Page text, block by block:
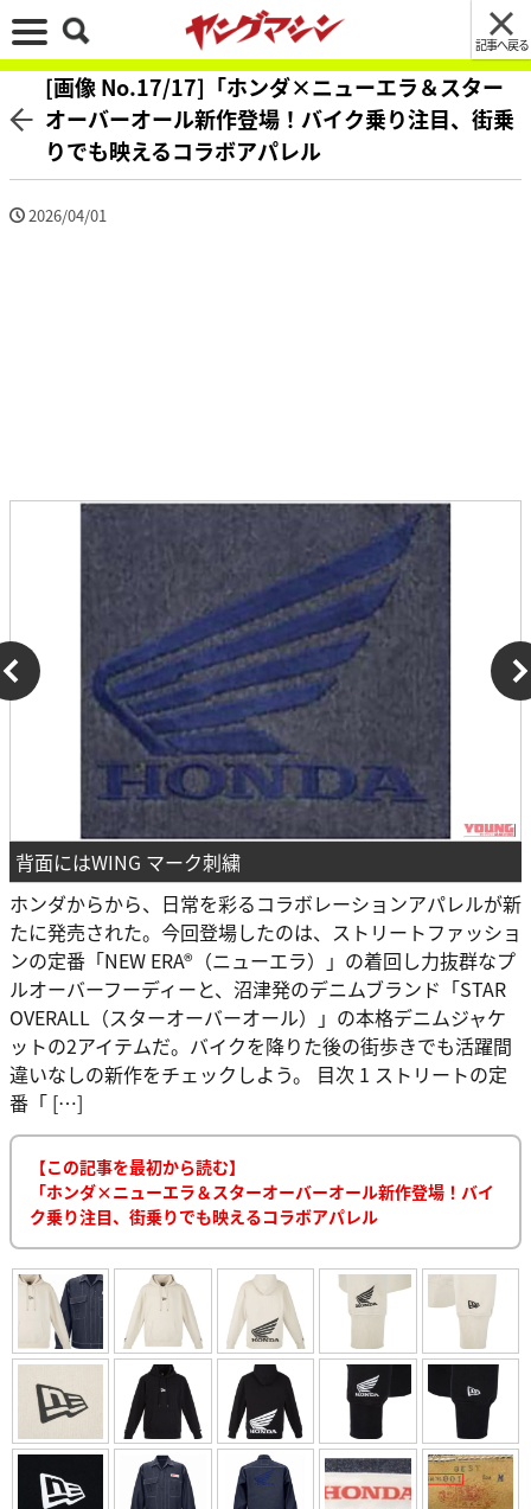
記事へ戻る
[画像 No.17/17]「ホンダ×ニューエラ＆スター
オーバーオール新作登場！バイク乗り注目、街乗
りでも映えるコラボアパレル
2026/04/01
背面にはWING マーク刺繍
ホンダからから、日常を彩るコラボレーションアパレルが新
たに発売された。今回登場したのは、ストリートファッショ
ンの定番「NEW ERA®（ニューエラ）」の着回し力抜群なプ
ルオーバーフーディーと、沼津発のデニムブランド「STAR
OVERALL（スターオーバーオール）」の本格デニムジャケ
ットの2アイテムだ。バイクを降りた後の街歩きでも活躍間
違いなしの新作をチェックしよう。 目次 1 ストリートの定
番「 […]
【この記事を最初から読む】
「ホンダ×ニューエラ＆スターオーバーオール新作登場！バイ
ク乗り注目、街乗りでも映えるコラボアパレル